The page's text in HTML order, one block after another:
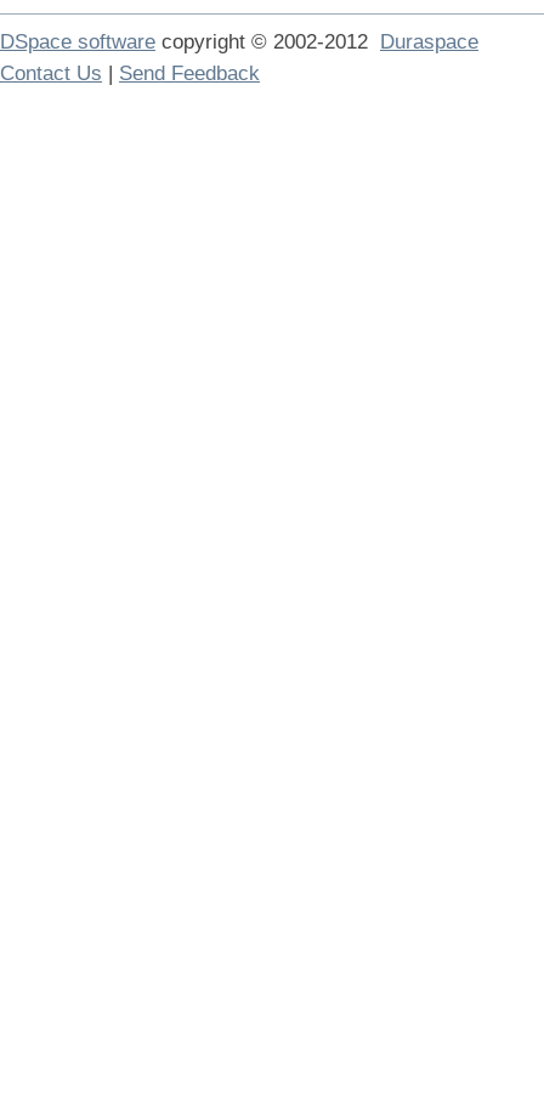
DSpace software copyright © 2002-2012 Duraspace
Contact Us | Send Feedback